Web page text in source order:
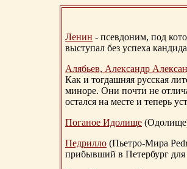
Ленин - псевдоним, под
выступал без успеха
Алябьев, Александр
Как и тогдашняя русская
миноре. Они почти не
остался на месте и теперь
Поганое Идолище
Педрилло (Пьетро-Мира
прибывший в Петербург для